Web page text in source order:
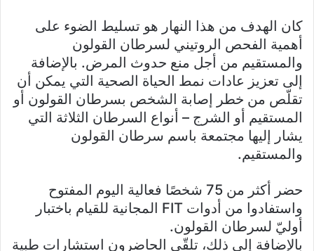
كان الهدف من هذا النهار هو تسليط الضوء على
أهمية الفحص الروتيني لسرطان القولون
والمستقيم من أجل منع حدوث المرض. بالإضافة
إلى تعزيز عادات نمط الحياة الصحية التي يمكن أن
تقلّص من خطر إصابة الشخص بسرطان القولون أو
المستقيم أو الشرج – أنواع السرطان الثلاثة التي
يشار إليها مجتمعة باسم سرطان القولون
والمستقيم.
حضر أكثر من 75 شخصًا فعالية اليوم المفتوح
واستفادوا من أدوات FIT المجانية للقيام باختبار
أوليّ لسرطان القولون.
بالإضافة إلى ذلك، تلقّى الحاضرون استشارات طبية